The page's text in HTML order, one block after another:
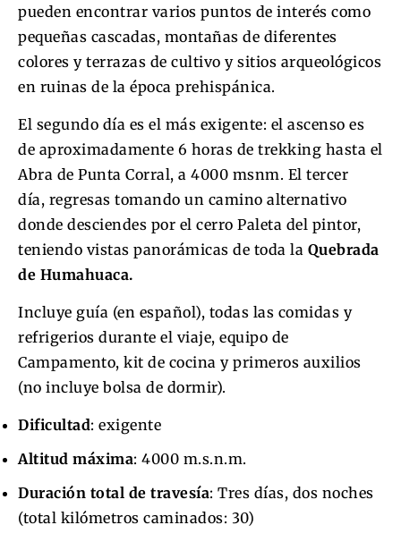
pueden encontrar varios puntos de interés como
pequeñas cascadas, montañas de diferentes
colores y terrazas de cultivo y sitios arqueológicos
en ruinas de la época prehispánica.
El segundo día es el más exigente: el ascenso es
de aproximadamente 6 horas de trekking hasta el
Abra de Punta Corral, a 4000 msnm. El tercer
día, regresas tomando un camino alternativo
donde desciendes por el cerro Paleta del pintor,
teniendo vistas panorámicas de toda la Quebrada
de Humahuaca.
Incluye guía (en español), todas las comidas y
refrigerios durante el viaje, equipo de
Campamento, kit de cocina y primeros auxilios
(no incluye bolsa de dormir).
Dificultad: exigente
Altitud máxima: 4000 m.s.n.m.
Duración total de travesía: Tres días, dos noches
(total kilómetros caminados: 30)